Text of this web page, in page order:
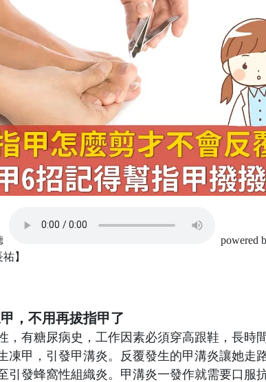
powered
】
，不用再拔指甲了
，有糖尿病史，工作因素必須穿高跟鞋，長時
凍甲，引發甲溝炎。反覆發生的甲溝炎讓她走
引發蜂窩性組織炎。甲溝炎一發作就需要口服